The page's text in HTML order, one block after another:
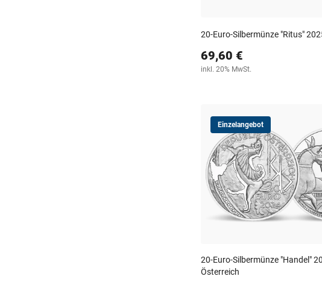
20-Euro-Silbermünze "Ritus"
69,60 €
inkl. 20% MwSt.
Einzelangebot
20-Euro-Silbermünze "Handel"
Österreich